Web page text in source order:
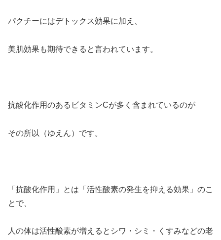
パクチーにはデトックス効果に加え、
美肌効果も期待できると言われています。
抗酸化作用のあるビタミンCが多く含まれているのが
その所以（ゆえん）です。
「抗酸化作用」とは「活性酸素の発生を抑える効果」のこ
とで、
人の体は活性酸素が増えるとシワ・シミ・くすみなどの老